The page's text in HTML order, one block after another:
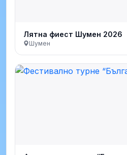
Лятна фиест Шумен 2026
Шумен